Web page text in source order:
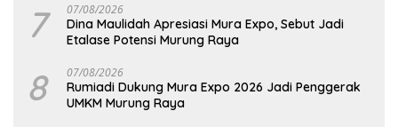
7 07/08/2026
Dina Maulidah Apresiasi Mura Expo, Sebut Jadi
Etalase Potensi Murung Raya
8 07/08/2026
Rumiadi Dukung Mura Expo 2026 Jadi Penggerak
UMKM Murung Raya